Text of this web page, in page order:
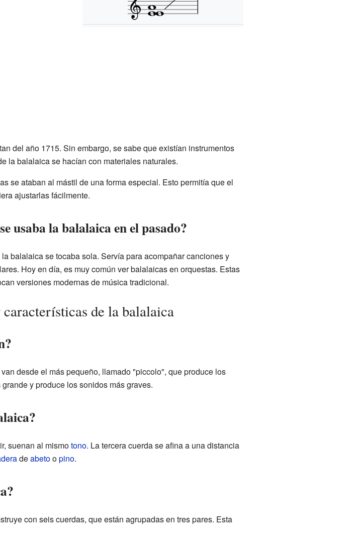
del año 1715. Sin embargo, se sabe que existían instrumentos
la balalaica se hacían con materiales naturales.
se ataban al mástil de una forma especial. Esto permitía que el
ajustarlas fácilmente.
usaba la balalaica en el pasado?
balalaica se tocaba sola. Servía para acompañar canciones y
Hoy en día, es muy común ver balalaicas en orquestas. Estas
versiones modernas de música tradicional.
de la balalaica
desde el más pequeño, llamado "piccolo", que produce los
y produce los sonidos más graves.
suenan al mismotono. La tercera cuerda se afina a una distancia
deabetoopino.
con seis cuerdas, que están agrupadas en tres pares. Esta